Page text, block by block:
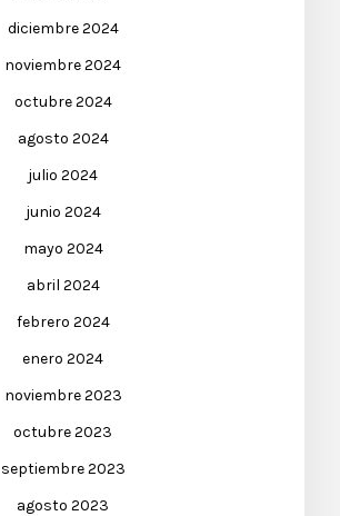
diciembre 2024
noviembre 2024
octubre 2024
agosto 2024
julio 2024
junio 2024
mayo 2024
abril 2024
febrero 2024
enero 2024
noviembre 2023
octubre 2023
septiembre 2023
agosto 2023